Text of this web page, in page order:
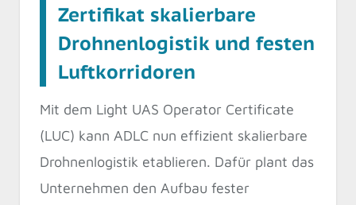
Zertifikat skalierbare
Drohnenlogistik und festen
Luftkorridoren
Mit dem Light UAS Operator Certificate
(LUC) kann ADLC nun effizient skalierbare
Drohnenlogistik etablieren. Dafür plant das
Unternehmen den Aufbau fester